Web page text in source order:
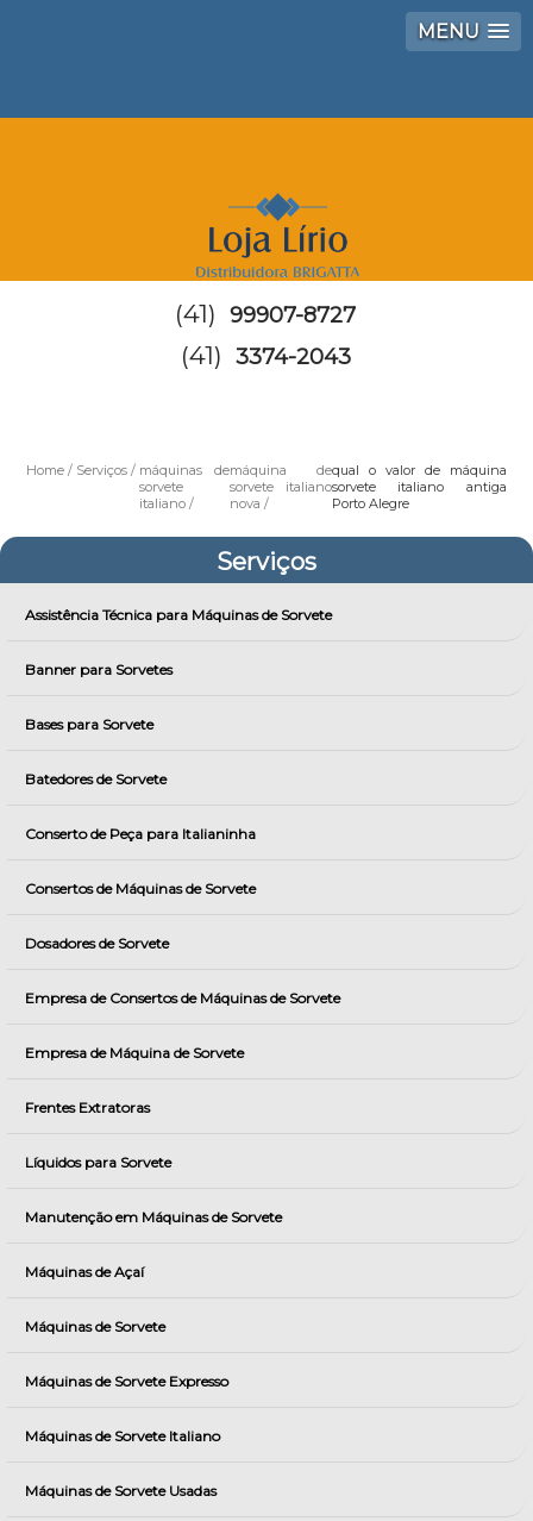
MENU
(41) 99907-8727
(41) 3374-2043
Home Serviços
máquinas de
sorvete
italiano
máquina de
sorvete italiano
nova
qual o valor de máquina
sorvete italiano antiga
Porto Alegre
Serviços
Assistência Técnica para Máquinas de Sorvete
Banner para Sorvetes
Bases para Sorvete
Batedores de Sorvete
Conserto de Peça para Italianinha
Consertos de Máquinas de Sorvete
Dosadores de Sorvete
Empresa de Consertos de Máquinas de Sorvete
Empresa de Máquina de Sorvete
Frentes Extratoras
Líquidos para Sorvete
Manutenção em Máquinas de Sorvete
Máquinas de Açaí
Máquinas de Sorvete
Máquinas de Sorvete Expresso
Máquinas de Sorvete Italiano
Máquinas de Sorvete Usadas